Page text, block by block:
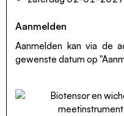
Aanmelden
Aanmelden kan via de
gewenste datum op